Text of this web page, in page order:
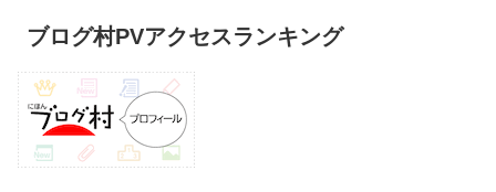
ブログ村PVアクセスランキング